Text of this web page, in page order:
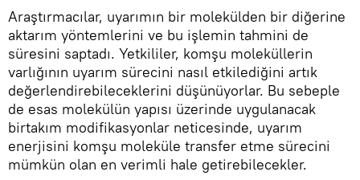
Araştırmacılar, uyarımın bir molekülden bir diğerine
aktarım yöntemlerini ve bu işlemin tahmini de
süresini saptadı. Yetkililer, komşu moleküllerin
varlığının uyarım sürecini nasıl etkilediğini artık
değerlendirebileceklerini düşünüyorlar. Bu sebeple
de esas molekülün yapısı üzerinde uygulanacak
birtakım modifikasyonlar neticesinde, uyarım
enerjisini komşu moleküle transfer etme sürecini
mümkün olan en verimli hale getirebilecekler.